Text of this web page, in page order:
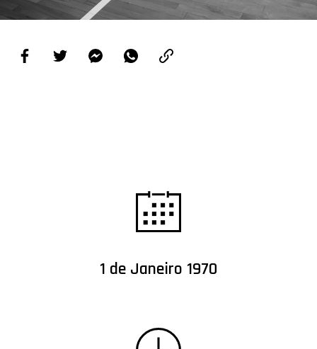
PROJETOS
LIGA BETCLIC MASCULINA
1 de Janeiro 1970